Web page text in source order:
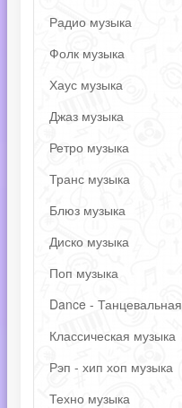
Радио музыка
Фолк музыка
Хаус музыка
Джаз музыка
Ретро музыка
Транс музыка
Блюз музыка
Диско музыка
Поп музыка
Dance - Танцевальная
Классическая музыка
Рэп - хип хоп музыка
Техно музыка